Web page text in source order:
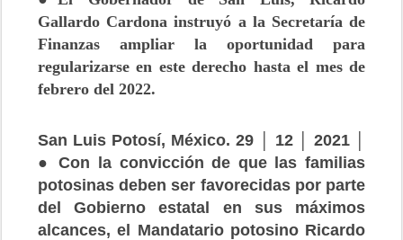
Gallardo Cardona instruyó a la Secretaría de
Finanzas ampliar la oportunidad para
regularizarse en este derecho hasta el mes de
febrero del 2022.
San Luis Potosí, México. 29 │ 12 │ 2021 │
● Con la convicción de que las familias
potosinas deben ser favorecidas por parte
del Gobierno estatal en sus máximos
alcances, el Mandatario potosino Ricardo